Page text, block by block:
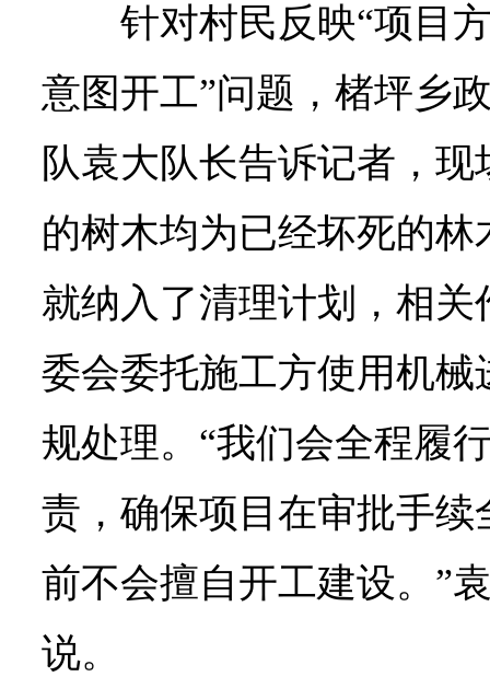
针对村民反映“项目
意图开工”问题，楮坪乡
队袁大队长告诉记者，现
的树木均为已经坏死的林
就纳入了清理计划，相关
委会委托施工方使用机械
规处理。“我们会全程履
责，确保项目在审批手续
前不会擅自开工建设。”
说。